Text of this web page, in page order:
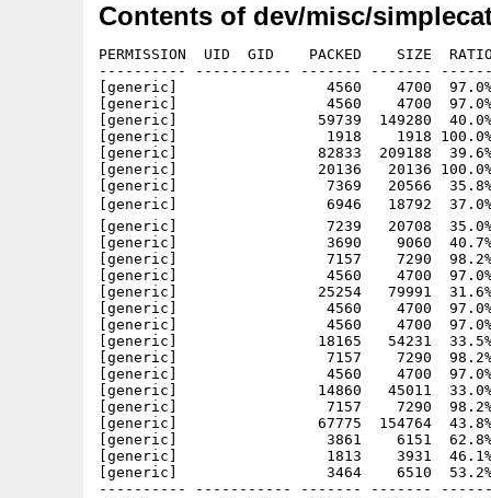
Contents of dev/misc/
PERMISSION  UID  GID    PACKED    SIZE
---------- ----------- ------- -------
[generic]                 4560    4700  97.0%
[generic]                 4560    4700  97.0%
[generic]                59739  149280  40.0% -
[generic]                 1918    1918 100.0% -
[generic]                82833  209188  39.6% -
[generic]                20136   20136 100.0% -
[generic]                 7369   20566  35.8% -
[generic]                 6946   18792  37.0% -
[generic]                 7239   20708  35.0% -
[generic]                 3690    9060  40.7%
[generic]                 7157    7290  98.2%
[generic]                 4560    4700  97.0% -
[generic]                25254   79991  31.6% -
[generic]                 4560    4700  97.0%
[generic]                 4560    4700  97.0%
[generic]                18165   54231  33.5% -
[generic]                 7157    7290  98.2% -
[generic]                 4560    4700  97.0%
[generic]                14860   45011  33.0%
[generic]                 7157    7290  98.2% -
[generic]                67775  154764  43.8%
[generic]                 3861    6151  62.8% -
[generic]                 1813    3931  46.1% -
[generic]                 3464    6510  53.2% -
---------- ----------- ------- -------